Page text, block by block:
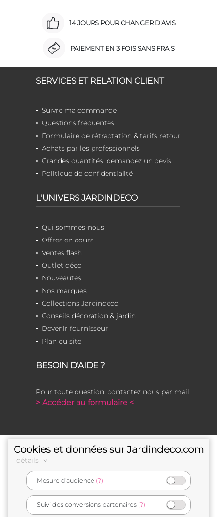
14 JOURS POUR CHANGER D'AVIS
PAIEMENT EN 3 FOIS SANS FRAIS
SERVICES ET RELATION CLIENT
Suivre ma commande
Questions fréquentes
Formulaire de rétractation & tarifs retour
Achats par les professionnels
Grandes quantités, demandez un devis
Politique de confidentialité
L'UNIVERS JARDINDECO
Qui sommes-nous
Offres en cours
Ventes flash
Outlet déco
Nouveautés
Nos marques
Collections Jardindeco
Conseils décoration & jardin
Devenir fournisseur
Plan du site
BESOIN D'AIDE ?
Pour toute question, contactez nous par mail
> Accéder au formulaire <
e-commerçant français
Cookies et données sur Jardindeco.com
détails
Mesure d'audience (?)
Suivi des conversions partenaires (?)